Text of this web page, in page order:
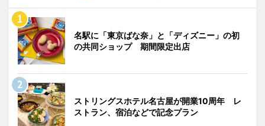
名駅に「東京ばな奈」と「ディズニー」の初
の共同ショップ 期間限定出店
ストリングスホテル名古屋が開業10周年 レ
ストラン、宿泊などで記念プラン